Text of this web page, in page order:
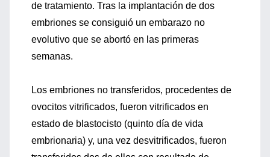
de tratamiento. Tras la implantación de dos
embriones se consiguió un embarazo no
evolutivo que se abortó en las primeras
semanas.
Los embriones no transferidos, procedentes de
ovocitos vitrificados, fueron vitrificados en
estado de blastocisto (quinto día de vida
embrionaria) y, una vez desvitrificados, fueron